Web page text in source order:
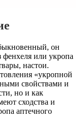
он
или укропа
настои.
«укропной
свойствами и
но и как
сходства и
аптечного